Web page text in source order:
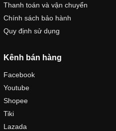
Thanh toán và vận chuyển
Chính sách bảo hành
Quy định sử dụng
Kênh bán hàng
Facebook
Youtube
Shopee
Tiki
Lazada